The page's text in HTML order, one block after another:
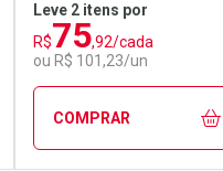
Leve 2 itens por
R$75,92/cada
ou R$ 101,23/un
COMPRAR